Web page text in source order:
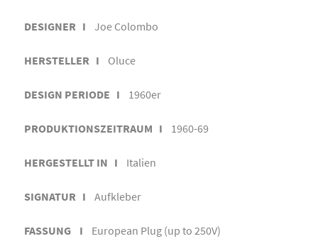
DESIGNER I Joe Colombo
HERSTELLER I Oluce
DESIGN PERIODE I 1960er
PRODUKTIONSZEITRAUM I 1960-69
HERGESTELLT IN I Italien
SIGNATUR I Aufkleber
FASSUNG I European Plug (up to 250V)